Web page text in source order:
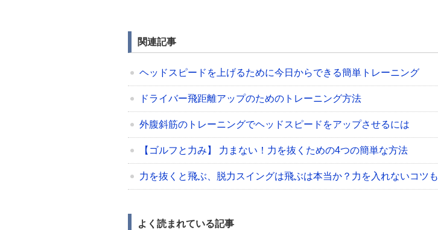
関連記事
ヘッドスピードを上げるために今日からできる簡単トレーニング
ドライバー飛距離アップのためのトレーニング方法
外腹斜筋のトレーニングでヘッドスピードをアップさせるには
【ゴルフと力み】 力まない！力を抜くための4つの簡単な方法
力を抜くと飛ぶ、脱力スイングは飛ぶは本当か？力を入れないコツも
よく読まれている記事